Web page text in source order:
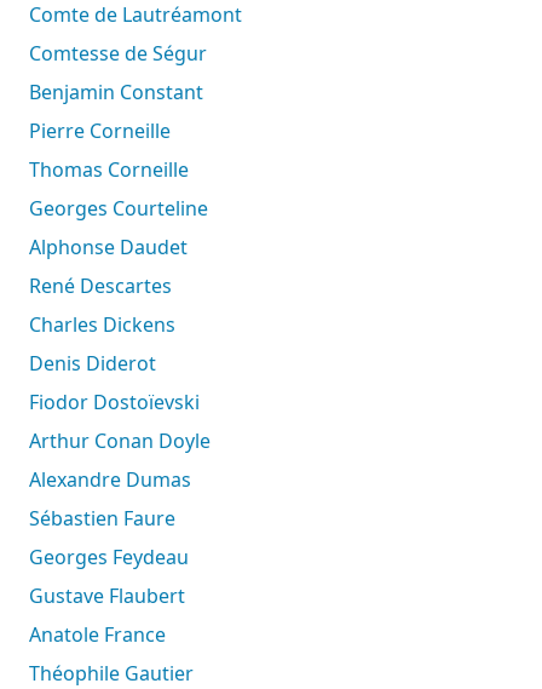
Comte de Lautréamont
Comtesse de Ségur
Benjamin Constant
Pierre Corneille
Thomas Corneille
Georges Courteline
Alphonse Daudet
René Descartes
Charles Dickens
Denis Diderot
Fiodor Dostoïevski
Arthur Conan Doyle
Alexandre Dumas
Sébastien Faure
Georges Feydeau
Gustave Flaubert
Anatole France
Théophile Gautier